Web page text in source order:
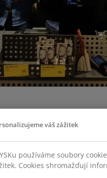
váš zážitek
používáme soubory
Cookies shromažďují